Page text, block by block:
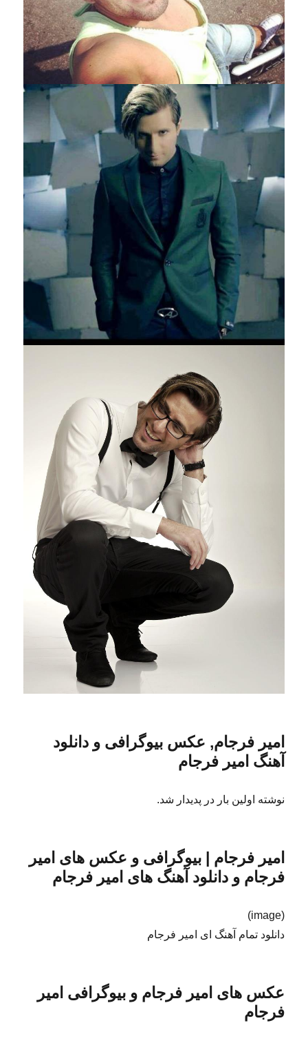
امیر فرجام, عکس بیوگرافی و دانلود
آهنگ امیر فرجام
نوشته اولین بار در پدیدار شد.
امیر فرجام | بیوگرافی و عکس های امیر
فرجام و دانلود آهنگ های امیر فرجام
(image)
دانلود تمام آهنگ ای امیر فرجام
عکس های امیر فرجام و بیوگرافی امیر
فرجام